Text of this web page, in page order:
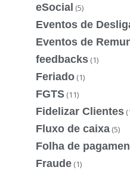
eSocial (5)
Eventos de
Eventos de
feedbacks (1)
Feriado (1)
FGTS (11)
Fidelizar Clientes
Fluxo de caixa (5)
Folha de
Fraude (1)